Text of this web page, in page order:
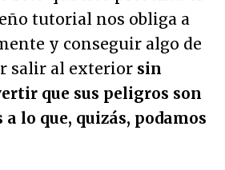
tutorial nos obliga a
y conseguir algo de
salir al exterior sin
que sus peligros son
lo que, quizás, podamos